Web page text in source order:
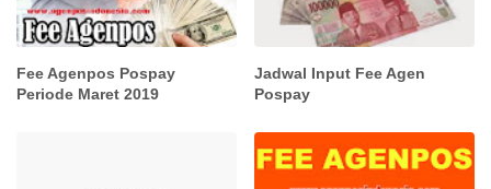
Fee Agenpos Pospay
Periode Maret 2019
Jadwal Input Fee Agen
Pospay